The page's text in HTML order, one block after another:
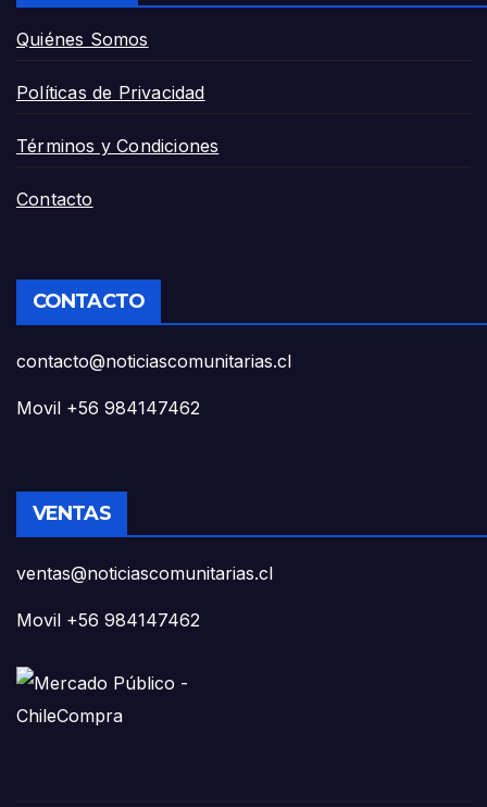
Quiénes Somos
Políticas de Privacidad
Términos y Condiciones
Contacto
CONTACTO
contacto@noticiascomunitarias.cl
Movil +56 984147462
VENTAS
ventas@noticiascomunitarias.cl
Movil +56 984147462